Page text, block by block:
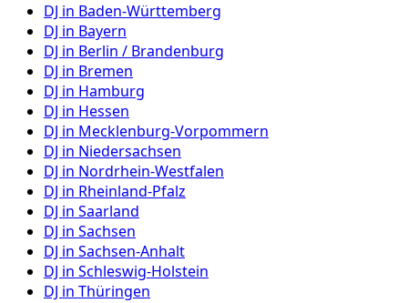
DJ in Baden-Württemberg
DJ in Bayern
DJ in Berlin / Brandenburg
DJ in Bremen
DJ in Hamburg
DJ in Hessen
DJ in Mecklenburg-Vorpommern
DJ in Niedersachsen
DJ in Nordrhein-Westfalen
DJ in Rheinland-Pfalz
DJ in Saarland
DJ in Sachsen
DJ in Sachsen-Anhalt
DJ in Schleswig-Holstein
DJ in Thüringen